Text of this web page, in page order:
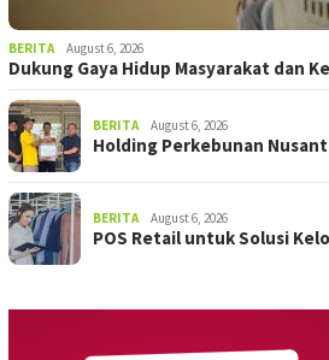
BERITA August 6, 2026
Dukung Gaya Hidup Masyarakat dan
BERITA August 6, 2026
Holding Perkebunan
BERITA August 6, 2026
POS Retail untuk Solusi